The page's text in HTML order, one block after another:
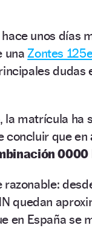
unos días
unaZontes
dudas
la matrícula ha
concluir que en
0000
quedan
en España se